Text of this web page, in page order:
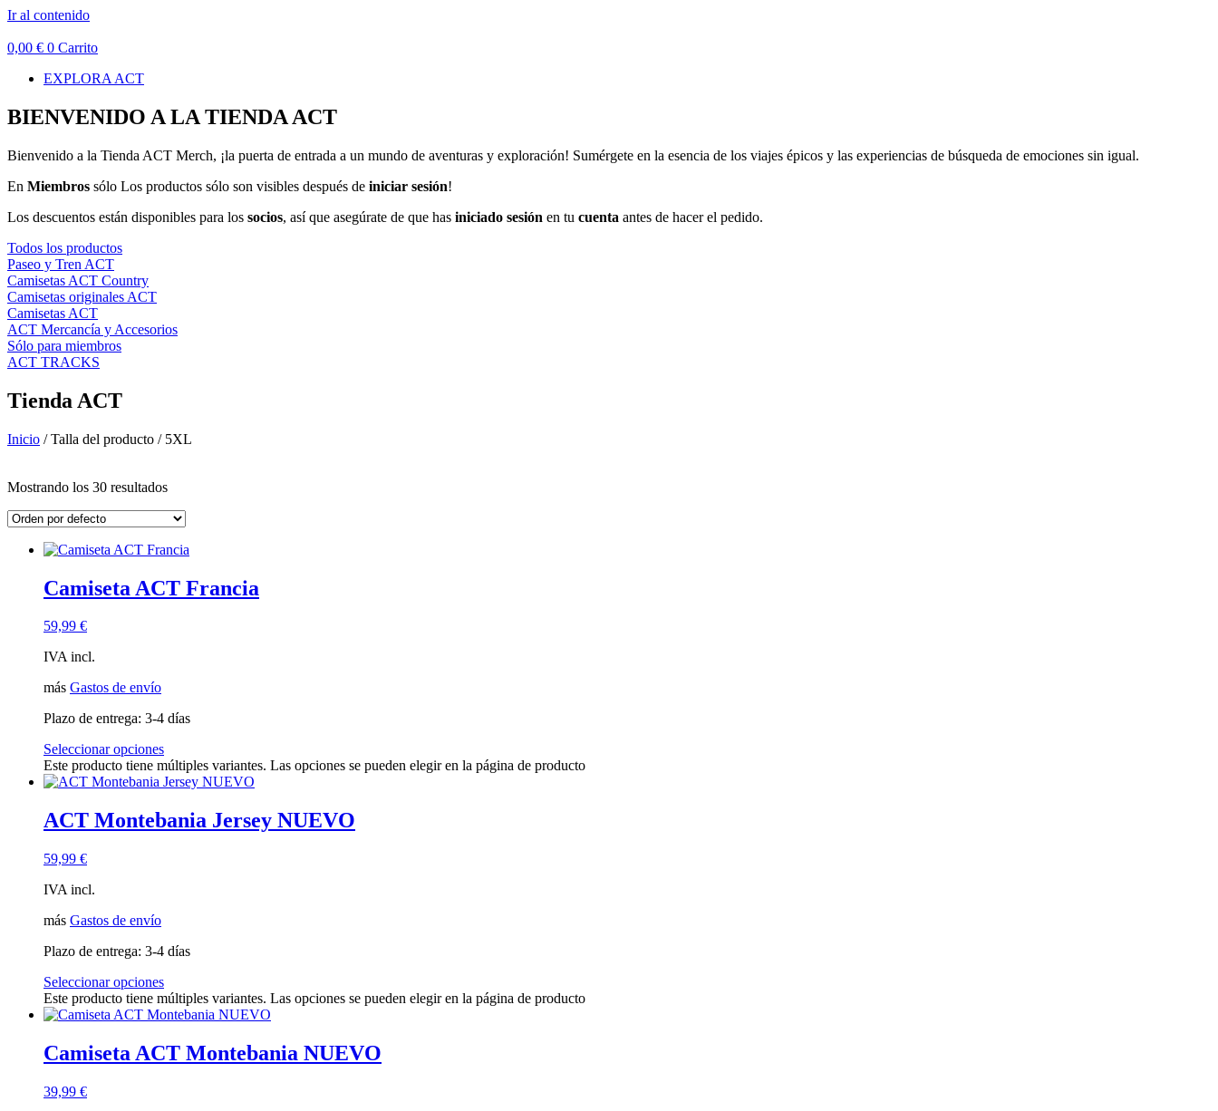
Ir al contenido
0,00 € 0 Carrito
EXPLORA ACT
BIENVENIDO A LA TIENDA ACT
Bienvenido a la Tienda ACT Merch, ¡la puerta de entrada a un mundo de aventuras y exploración! Sumérgete en la esencia de los viajes épicos y las experiencias de búsqueda de emociones sin igual.
En Miembros sólo Los productos sólo son visibles después de iniciar sesión!
Los descuentos están disponibles para los socios, así que asegúrate de que has iniciado sesión en tu cuenta antes de hacer el pedido.
Todos los productos
Paseo y Tren ACT
Camisetas ACT Country
Camisetas originales ACT
Camisetas ACT
ACT Mercancía y Accesorios
Sólo para miembros
ACT TRACKS
Tienda ACT
Inicio / Talla del producto / 5XL
Filtro de precios
Búsqueda de texto
Categorías del producto
Ropa ACT(43)
Camisetas ACT Country
Evento ACT Invitado
ACT Merchandising
Originales ACT
Piezas ACT(0)
Camisetas ACT
ACT Tracks(1)
ACT-EVENTOS(1)
Sólo para miembros(2)
Pistas
Mostrando los 30 resultados
Camiseta ACT Francia
59,99 €
IVA incl.
más Gastos de envío
Plazo de entrega: 3-4 días
Seleccionar opciones
Este producto tiene múltiples variantes. Las opciones se pueden elegir en la página de producto
ACT Montebania Jersey NUEVO
59,99 €
IVA incl.
más Gastos de envío
Plazo de entrega: 3-4 días
Seleccionar opciones
Este producto tiene múltiples variantes. Las opciones se pueden elegir en la página de producto
Camiseta ACT Montebania NUEVO
39,99 €